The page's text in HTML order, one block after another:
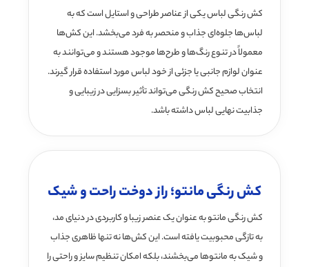
کش رنگی لباس یکی از عناصر طراحی و استایل است که به
لباس‌ها جلوه‌ای جذاب و منحصر به فرد می‌بخشد. این کش‌ها
معمولاً در تنوع رنگ‌ها و طرح‌ها موجود هستند و می‌توانند به
عنوان لوازم جانبی یا جزئی از خود لباس مورد استفاده قرار گیرند.
انتخاب صحیح کش رنگی می‌تواند تأثیر بسزایی در زیبایی و
جذابیت نهایی لباس داشته باشد.
کش رنگی مانتو؛ راز دوخت راحت و شیک
کش رنگی مانتو به عنوان یک عنصر زیبا و کاربردی در دنیای مد،
به تازگی محبوبیت یافته است. این کش‌ها نه تنها ظاهری جذاب
و شیک به مانتوها می‌بخشند، بلکه امکان تنظیم سایز و راحتی را